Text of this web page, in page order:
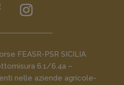
FEASR-PSR SICILIA
6.1/6.4a –
nelle aziende agricole-